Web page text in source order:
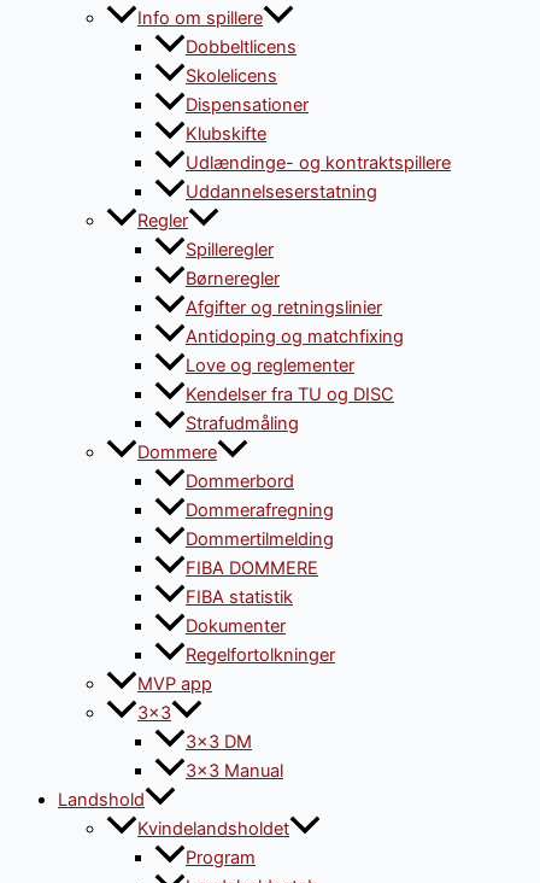
Info om spillere
Dobbeltlicens
Skolelicens
Dispensationer
Klubskifte
Udlændinge- og kontraktspillere
Uddannelseserstatning
Regler
Spilleregler
Børneregler
Afgifter og retningslinier
Antidoping og matchfixing
Love og reglementer
Kendelser fra TU og DISC
Strafudmåling
Dommere
Dommerbord
Dommerafregning
Dommertilmelding
FIBA DOMMERE
FIBA statistik
Dokumenter
Regelfortolkninger
MVP app
3×3
3×3 DM
3×3 Manual
Landshold
Kvindelandsholdet
Program